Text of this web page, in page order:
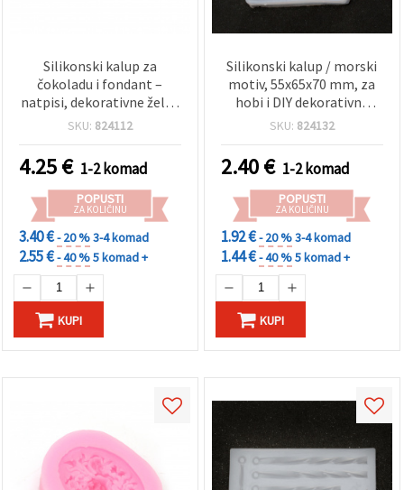
Silikonski kalup za
čokoladu i fondant –
natpisi, dekorativne želje,
125 x 75 x 7 mm —
sugarcraft
SKU: 824112
4.25€ 1-2 komad
POPUSTI
ZA KOLIČINU
3.40 €- 20 %3-4 komad
2.55 €- 40 %5 komad +
KUPI
Silikonski kalup / morski
motiv, 55x65x70 mm, za
hobi i DIY dekorativne
rukotvorine
SKU: 824132
2.40€ 1-2 komad
POPUSTI
ZA KOLIČINU
1.92 €- 20 %3-4 komad
1.44 €- 40 %5 komad +
KUPI